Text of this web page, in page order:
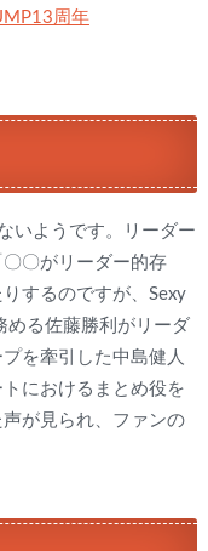
周年
いようです。リーダー
〇がリーダー的存
するのですが、Sexy
める佐藤勝利がリーダ
を牽引した中島健人
におけるまとめ役を
が見られ、ファンの